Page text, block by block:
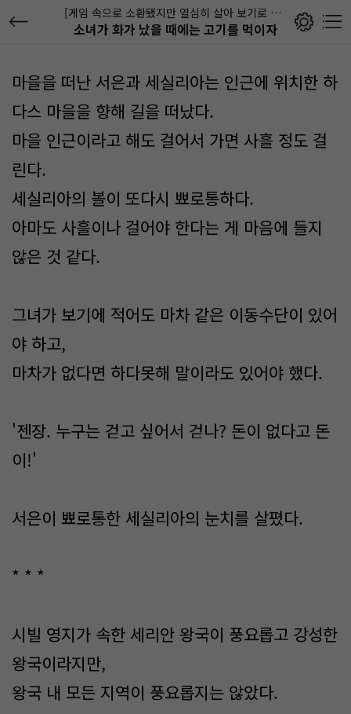
[게임 속으로 소환됐지만 열심히 살아 보기로 했습니다]
소녀가 화가 났을 때에는 고기를 먹이자
마을을 떠난 서은과 세실리아는 인근에 위치한 하
다스 마을을 향해 길을 떠났다.
마을 인근이라고 해도 걸어서 가면 사흘 정도 걸
린다.
세실리아의 볼이 또다시 뾰로통하다.
아마도 사흘이나 걸어야 한다는 게 마음에 들지
않은 것 같다.
그녀가 보기에 적어도 마차 같은 이동수단이 있어
야 하고,
마차가 없다면 하다못해 말이라도 있어야 했다.
'젠장. 누구는 걷고 싶어서 걷나? 돈이 없다고 돈
이!'
서은이 뾰로통한 세실리아의 눈치를 살폈다.
* * *
시빌 영지가 속한 세리안 왕국이 풍요롭고 강성한
왕국이라지만,
왕국 내 모든 지역이 풍요롭지는 않았다.